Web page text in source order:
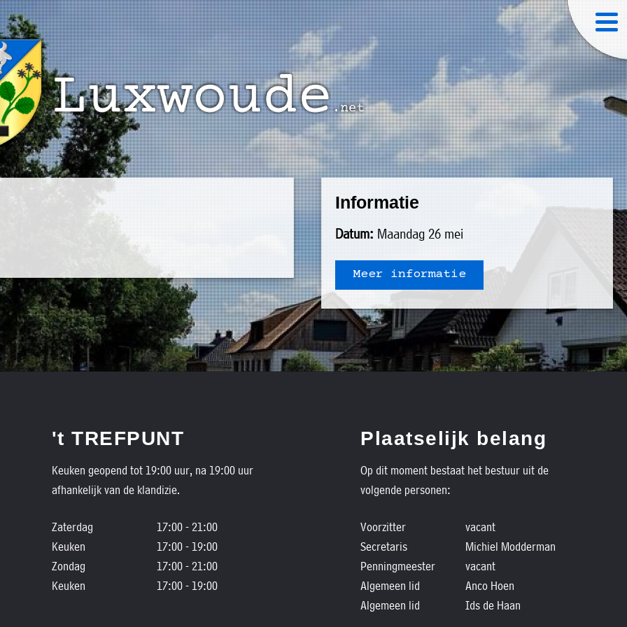
Informatie
Datum:Maandag 26 mei
Meer informatie
't TREFPUNT
Keuken geopend tot 19:00 uur, na 19:00 uur
afhankelijk van de klandizie.
Zaterdag
17:00 - 21:00
Keuken
17:00 - 19:00
Zondag
17:00 - 21:00
Keuken
17:00 - 19:00
Plaatselijk belang
Op dit moment bestaat het bestuur uit de
volgende personen:
Voorzitter
vacant
Secretaris
Michiel Modderman
Penningmeester
vacant
Algemeen lid
Anco Hoen
Algemeen lid
Ids de Haan